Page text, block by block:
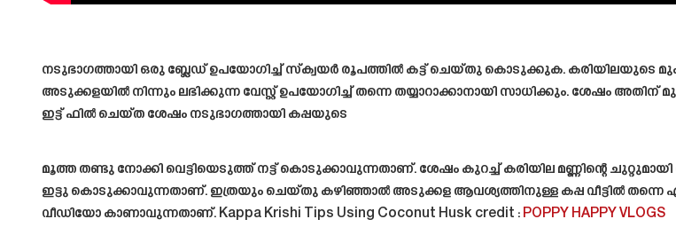
നടുഭാഗത്തായി ഒരു ബ്ലേഡ് ഉപയോഗിച്ച് സ്ക്വയർ രൂപത്തിൽ കട്ട് ചെയ്തു കൊടുക്കുക. കരിയിലയുടെ
അടുക്കളയിൽ നിന്നും ലഭിക്കുന്ന വേസ്റ്റ് ഉപയോഗിച്ച് തന്നെ തയ്യാറാക്കാനായി സാധിക്കും. ശേഷം
ഇട്ട് ഫിൽ ചെയ്ത ശേഷം നടുഭാഗത്തായി കപ്പയുടെ
മൂത്ത തണ്ടു നോക്കി വെട്ടിയെടുത്ത് നട്ട് കൊടുക്കാവുന്നതാണ്. ശേഷം കുറച്ച് കരിയില മണ്ണിന്റെ
ഇട്ടു കൊടുക്കാവുന്നതാണ്. ഇത്രയും ചെയ്തു കഴിഞ്ഞാൽ അടുക്കള ആവശ്യത്തിനുള്ള കപ്പ വീട്ടിൽ തന്നെ
വീഡിയോ കാണാവുന്നതാണ്. Kappa Krishi Tips Using Coconut Husk credit : POPPY HAPPY VLOGS